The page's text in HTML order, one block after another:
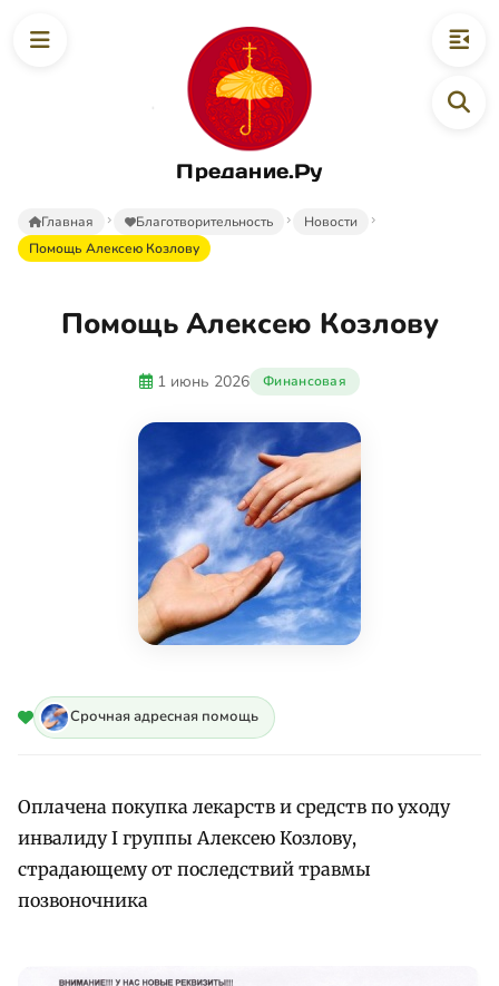
Предание.Ру
Главная Благотворительность
Новости
Помощь Алексею Козлову
Помощь Алексею Козлову
1 июнь 2026 Финансовая
Срочная адресная помощь
Оплачена покупка лекарств и средств по уходу
инвалиду I группы Алексею Козлову,
страдающему от последствий травмы
позвоночника